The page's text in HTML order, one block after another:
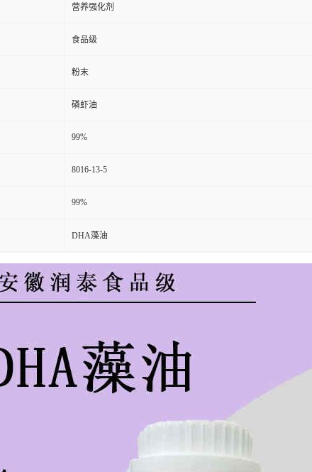
营养强化剂
食品级
粉末
磷虾油
99%
8016-13-5
99%
DHA藻油